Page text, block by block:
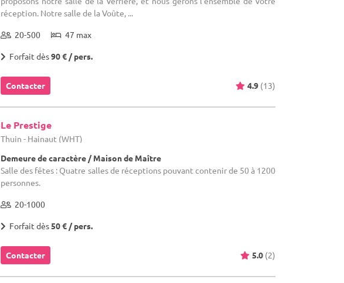
réception. Notre salle de la Voûte, ...
20-500 47 max
Forfait dès90 € / pers.
Contacter 4.9 (13)
Le Prestige
Thuin - Hainaut (WHT)
Demeure de caractère / Maison de Maître
Salle des fêtes : Quatre salles de réceptions pouvant contenir de 50 à 1200
personnes.
20-1000
Forfait dès50 € / pers.
Contacter 5.0 (2)